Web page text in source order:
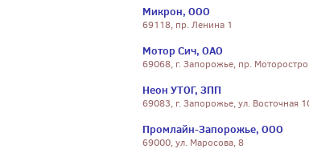
Микрон, ООО
69118, пр. Ленина 1
Мотор Сич, ОАО
69068, г. Запорожье, пр.
Неон УТОГ, ЗПП
69083, г. Запорожье, ул. Восточная
Промлайн-Запорожье, ООО
69000, ул. Маросова, 8